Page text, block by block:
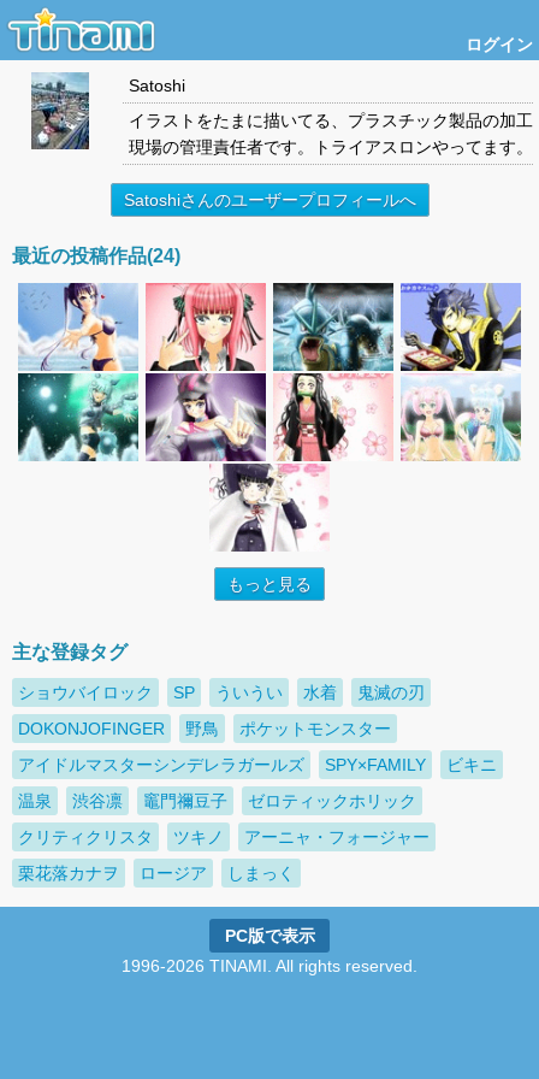
ログイン
Satoshi
イラストをたまに描いてる、プラスチック製品の加工
現場の管理責任者です。トライアスロンやってます。
Satoshiさんのユーザープロフィールへ
最近の投稿作品(24)
もっと見る
主な登録タグ
ショウバイロック SP ういうい 水着
鬼滅の刃
DOKONJOFINGER
野鳥
ポケットモンスター
アイドルマスターシンデレラガールズ
SPY×FAMILY
ビキニ
温泉
渋谷凛 竈門禰豆子
ゼロティックホリック
クリティクリスタ
ツキノ
アーニャ・フォージャー
栗花落カナヲ
ロージア しまっく
PC版で表示
1996-2026 TINAMI. All rights reserved.